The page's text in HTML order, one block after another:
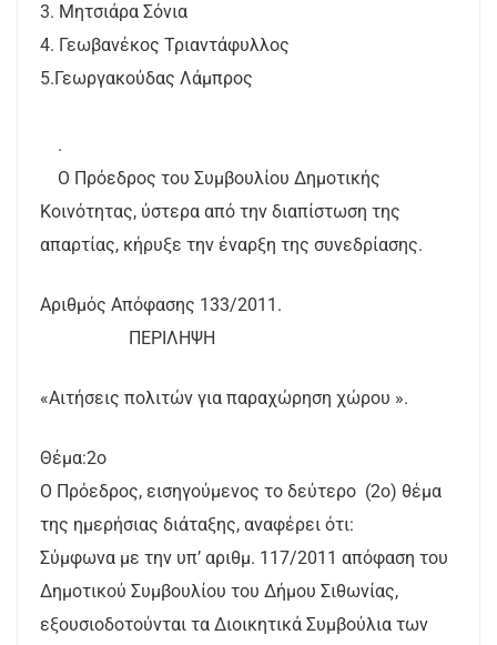
3. Μητσιάρα Σόνια
4. Γεωβανέκος Τριαντάφυλλος
5.Γεωργακούδας Λάμπρος
.
Ο Πρόεδρος του Συμβουλίου Δημοτικής
Κοινότητας, ύστερα από την διαπίστωση της
απαρτίας, κήρυξε την έναρξη της συνεδρίασης.
Αριθμός Απόφασης 133/2011.
ΠΕΡΙΛΗΨΗ
«Αιτήσεις πολιτών για παραχώρηση χώρου ».
Θέμα:2ο
Ο Πρόεδρος, εισηγούμενος το δεύτερο (2ο) θέμα
της ημερήσιας διάταξης, αναφέρει ότι:
Σύμφωνα με την υπ’ αριθμ. 117/2011 απόφαση του
Δημοτικού Συμβουλίου του Δήμου Σιθωνίας,
εξουσιοδοτούνται τα Διοικητικά Συμβούλια των